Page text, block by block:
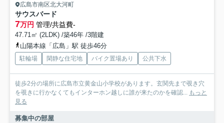
広島市南区北大河町
サウスバード
7万円 管理/共益費-
47.71㎡ (2LDK) /築46年 /3階建
山陽本線「広島」駅 徒歩46分
駐輪場 閑静な住宅地 バイク置場あり 公共下水
徒歩2分の場所に広島市立黄金山小学校があります。玄関先まで覗き穴
を覗きに行かなくてもインターホン越しに誰が来たのかを確認... もっと
見る
募集中の部屋